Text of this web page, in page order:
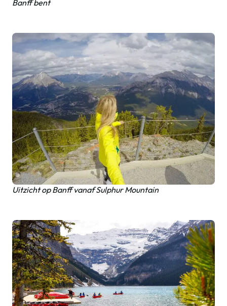
Banff bent
Uitzicht op Banff vanaf Sulphur Mountain